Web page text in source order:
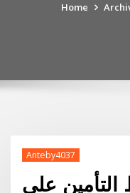
Home
Anteby4037
على